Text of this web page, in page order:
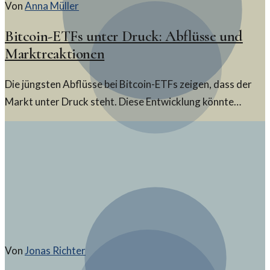
VonAnna Müller
Bitcoin-ETFs unter Druck: Abflüsse und
Marktreaktionen
Die jüngsten Abflüsse bei Bitcoin-ETFs zeigen, dass der
Markt unter Druck steht. Diese Entwicklung könnte
weitreichende Konsequenzen haben und die künftige
Dynamik der Kryptowährungen beeinflussen.
Von Jonas Richter